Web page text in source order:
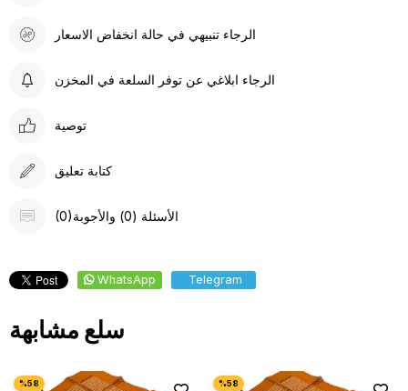
الرجاء تنبيهي في حالة انخفاض الاسعار
الرجاء ابلاغي عن توفر السلعة في المخزن
توصية
كتابة تعليق
(0)الأسئلة (0) والأجوبة
WhatsApp Telegram
سلع مشابهة